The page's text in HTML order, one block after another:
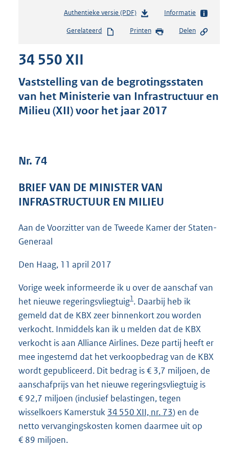
Authentieke versie (PDF)b
s
s
g
r
3
K
Informatie
Gerelateerd Printen Delen
34 550 XII
Vaststelling van de begrotingsstaten
van het Ministerie van Infrastructuur en
Milieu (XII) voor het jaar 2017
Nr. 74
BRIEF VAN DE MINISTER VAN
INFRASTRUCTUUR EN MILIEU
Aan de Voorzitter van de Tweede Kamer der Staten-
Generaal
Den Haag, 11 april 2017
Vorige week informeerde ik u over de aanschaf van
het nieuwe regeringsvliegtuig1. Daarbij heb ik
gemeld dat de KBX zeer binnenkort zou worden
verkocht. Inmiddels kan ik u melden dat de KBX
verkocht is aan Alliance Airlines. Deze partij heeft er
mee ingestemd dat het verkoopbedrag van de KBX
wordt gepubliceerd. Dit bedrag is € 3,7 miljoen, de
aanschafprijs van het nieuwe regeringsvliegtuig is
€ 92,7 miljoen (inclusief belastingen, tegen
wisselkoers Kamerstuk 34 550 XII, nr. 73) en de
netto vervangingskosten komen daarmee uit op
€ 89 miljoen.